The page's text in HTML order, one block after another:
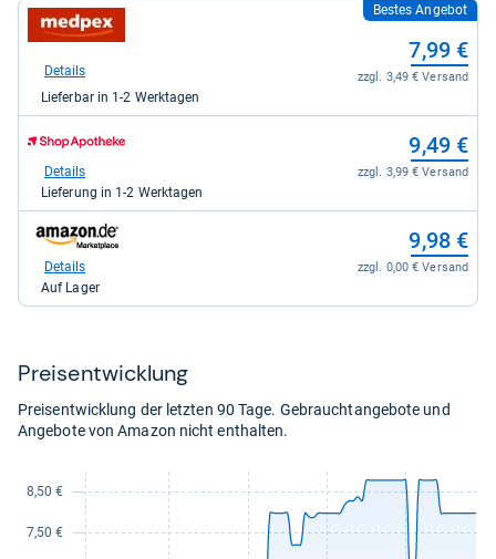
zum
Shop:
medpex
7,99
kaufen.
Bestes Angebot
7,99 €
zzgl. 3,49 € Versand
Details
Lieferbar in 1-2 Werktagen
Shop:
Shop
für
kaufen.
9,49 €
zzgl. 3,99 € Versand
Details
Lieferung in 1-2 Werktagen
zum
Shop:
Amazon.de
9,98 €
zzgl. 0,00 € Versand
Details
Auf Lager
Preis­ent­wick­lung
Preisentwicklung der letzten 90 Tage. Gebrauchtangebote und
Angebote von Amazon nicht enthalten.